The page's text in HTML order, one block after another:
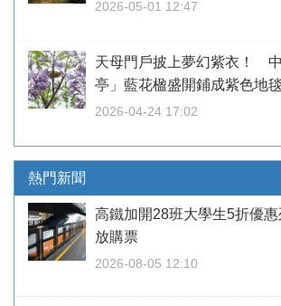
2026-05-01 12:47
天母門戶披上夢幻紫衣！
亭」藍花楹盛開鋪成紫色地毯
2026-04-24 17:02
熱門新聞
高鐵加開28班大學生5折優
放購票
2026-08-05 12:10